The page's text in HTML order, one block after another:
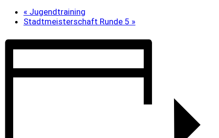
« Jugendtraining
Stadtmeisterschaft Runde 5 »